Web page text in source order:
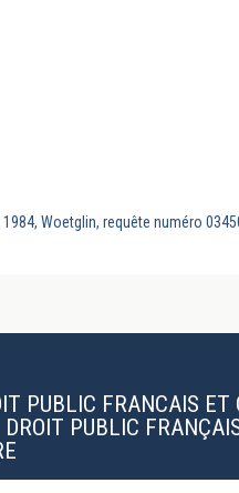
Woetglin, requête numéro
PUBLIC FRANCAIS ET
PUBLIC